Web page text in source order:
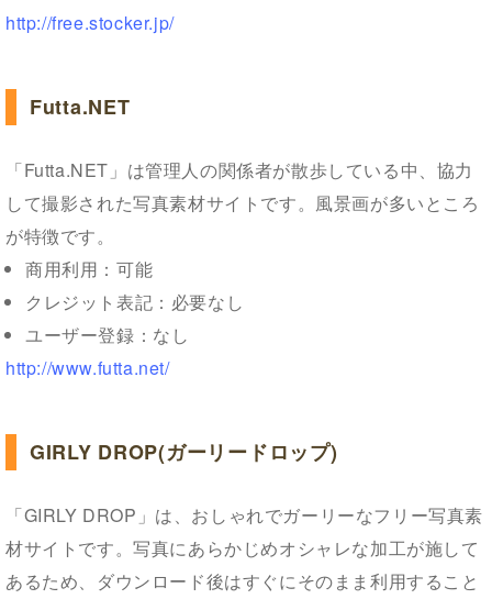
http://free.stocker.jp/
Futta.NET
「Futta.NET」は管理人の関係者が散歩している中、協力
して撮影された写真素材サイトです。風景画が多いところ
が特徴です。
商用利用：可能
クレジット表記：必要なし
ユーザー登録：なし
http://www.futta.net/
GIRLY DROP(ガーリードロップ)
「GIRLY DROP」は、おしゃれでガーリーなフリー写真素
材サイトです。写真にあらかじめオシャレな加工が施して
あるため、ダウンロード後はすぐにそのまま利用すること